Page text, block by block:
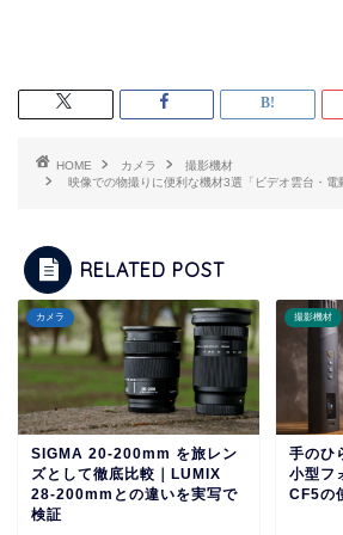
HOME カメラ
撮影機材
映像での物撮りに便利な機材3選「ビデオ雲台・電
RELATED POST
カメラ
SIGMA 20-200mm を旅レン
ズとして徹底比較｜LUMIX
28-200mmとの違いを実写で
検証
撮影機材
手のひ
小型フ
CF5の